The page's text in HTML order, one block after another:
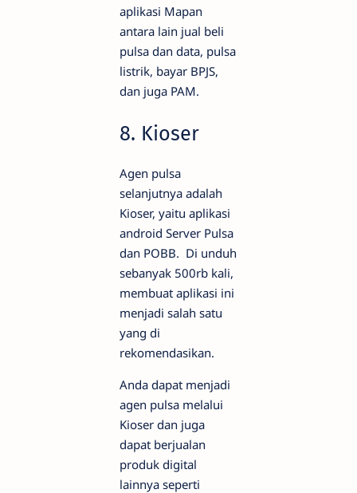
aplikasi Mapan
antara lain jual beli
pulsa dan data, pulsa
listrik, bayar BPJS,
dan juga PAM.
8. Kioser
Agen pulsa
selanjutnya adalah
Kioser, yaitu aplikasi
android Server Pulsa
dan POBB. Di unduh
sebanyak 500rb kali,
membuat aplikasi ini
menjadi salah satu
yang di
rekomendasikan.
Anda dapat menjadi
agen pulsa melalui
Kioser dan juga
dapat berjualan
produk digital
lainnya seperti